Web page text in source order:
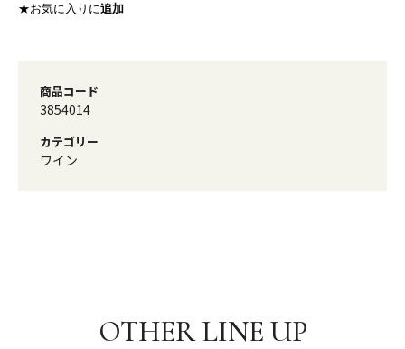
★お気に入りに追加
商品コード
3854014
カテゴリー
ワイン